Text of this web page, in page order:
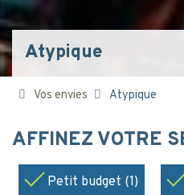
Atypique
Vos envies Atypique
AFFINEZ VOTRE
Petit budget (1)